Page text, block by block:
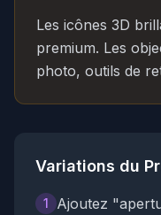
Les icônes 3D
premium. Les
photo, outils de
Variations du
1
Ajoutez